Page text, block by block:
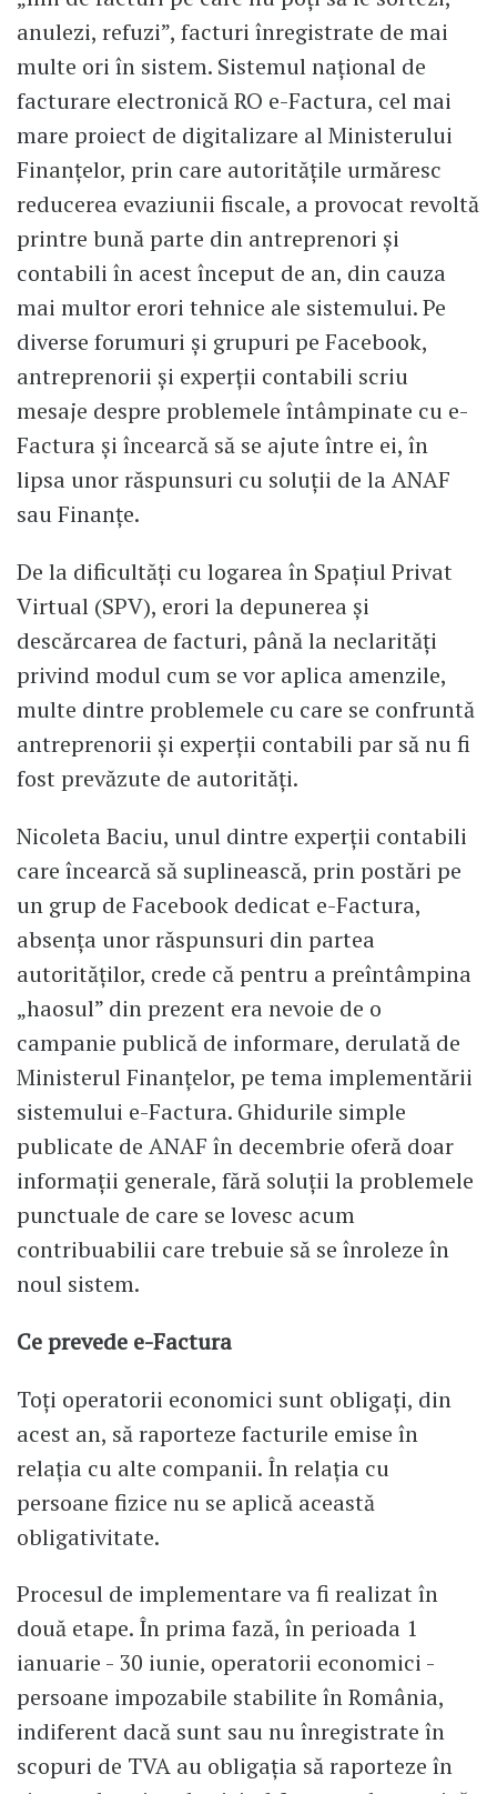
anulezi, refuzi”, facturi înregistrate de mai
multe ori în sistem. Sistemul național de
facturare electronică RO e-Factura, cel mai
mare proiect de digitalizare al Ministerului
Finanțelor, prin care autoritățile urmăresc
reducerea evaziunii fiscale, a provocat revoltă
printre bună parte din antreprenori și
contabili în acest început de an, din cauza
mai multor erori tehnice ale sistemului. Pe
diverse forumuri și grupuri pe Facebook,
antreprenorii și experții contabili scriu
mesaje despre problemele întâmpinate cu e-
Factura și încearcă să se ajute între ei, în
lipsa unor răspunsuri cu soluții de la ANAF
sau Finanțe.
De la dificultăți cu logarea în Spațiul Privat
Virtual (SPV), erori la depunerea și
descărcarea de facturi, până la neclarități
privind modul cum se vor aplica amenzile,
multe dintre problemele cu care se confruntă
antreprenorii și experții contabili par să nu fi
fost prevăzute de autorități.
Nicoleta Baciu, unul dintre experții contabili
care încearcă să suplinească, prin postări pe
un grup de Facebook dedicat e-Factura,
absența unor răspunsuri din partea
autorităților, crede că pentru a preîntâmpina
„haosul” din prezent era nevoie de o
campanie publică de informare, derulată de
Ministerul Finanțelor, pe tema implementării
sistemului e-Factura. Ghidurile simple
publicate de ANAF în decembrie oferă doar
informații generale, fără soluții la problemele
punctuale de care se lovesc acum
contribuabilii care trebuie să se înroleze în
noul sistem.
Ce prevede e-Factura
Toți operatorii economici sunt obligați, din
acest an, să raporteze facturile emise în
relația cu alte companii. În relația cu
persoane fizice nu se aplică această
obligativitate.
Procesul de implementare va fi realizat în
două etape. În prima fază, în perioada 1
ianuarie - 30 iunie, operatorii economici -
persoane impozabile stabilite în România,
indiferent dacă sunt sau nu înregistrate în
scopuri de TVA au obligația să raporteze în